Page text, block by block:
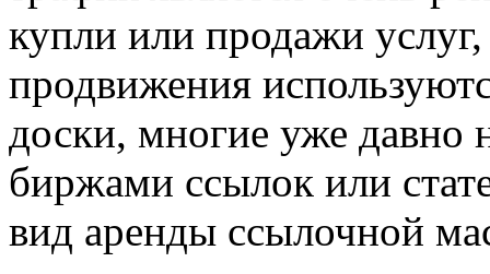
купли или продажи
продвижения
доски, многие уже давно
биржами ссылок или
вид аренды ссылочной